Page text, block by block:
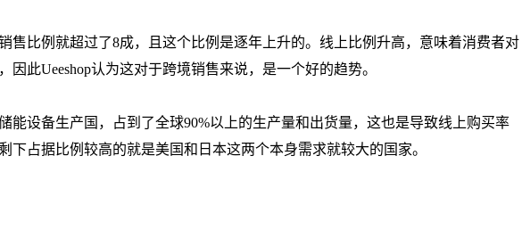
售比例就超过了8成，且这个比例是逐年上升的。线上比例升高，意味着消费者对
此Ueeshop认为这对于跨境销售来说，是一个好的趋势。
能设备生产国，占到了全球90%以上的生产量和出货量，这也是导致线上购买率
下占据比例较高的就是美国和日本这两个本身需求就较大的国家。